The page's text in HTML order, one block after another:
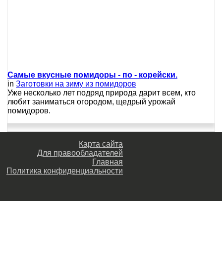
Самые вкусные помидоры - по - корейски.
in Заготовки на зиму из помидоров
Уже несколько лет подряд природа дарит всем, кто
любит заниматься огородом, щедрый урожай
помидоров.
Карта сайта
Для правообладателей
Главная
Политика конфиденциальности